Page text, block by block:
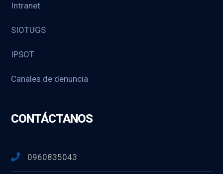
Intranet
SIOTUGS
IPSOT
Canales de denuncia
CONTÁCTANOS
0960835043